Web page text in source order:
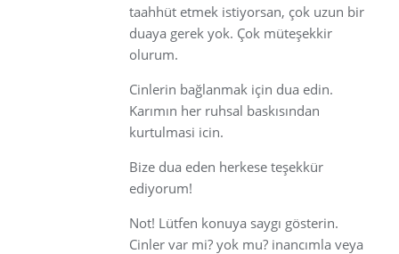
taahhüt etmek istiyorsan, çok uzun bir
duaya gerek yok. Çok müteşekkir
olurum.
Cinlerin bağlanmak için dua edin.
Karımın her ruhsal baskısından
kurtulmasi icin.
Bize dua eden herkese teşekkür
ediyorum!
Not! Lütfen konuya saygı gösterin.
Cinler var mi? yok mu? inancımla veya